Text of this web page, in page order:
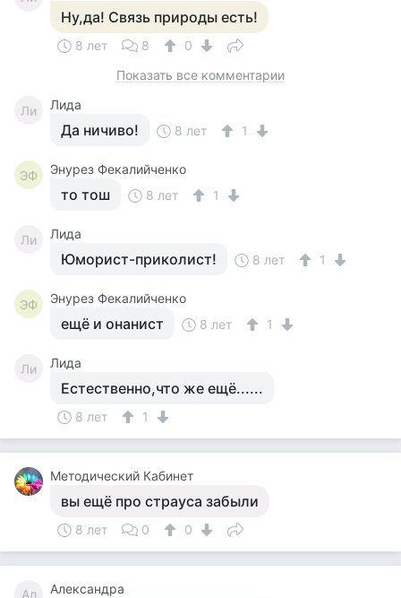
Ну,да! Связь природы есть!
8 лет 8
0
Показать все комментарии
Ли Лида
Да ничиво! 8 лет 1
ЭФ Энурез Фекалийченко
то тош 8 лет 1
Ли Лида
Юморист-приколист! 8 лет 1
ЭФ Энурез Фекалийченко
ещё и онанист 8 лет 1
Ли Лида
Естественно,что же ещё......
8 лет 1
Методический Кабинет
вы ещё про страуса забыли
8 лет 0 0
Ал Александра